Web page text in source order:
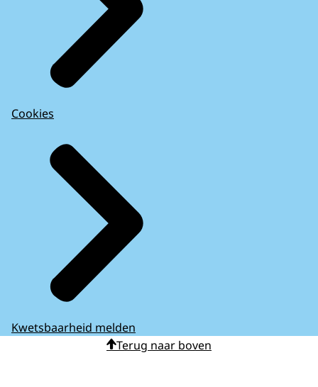
Cookies
Kwetsbaarheid melden
Terug naar boven